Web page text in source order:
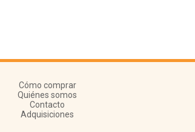
Cómo comprar
Quiénes somos
Contacto
Adquisiciones